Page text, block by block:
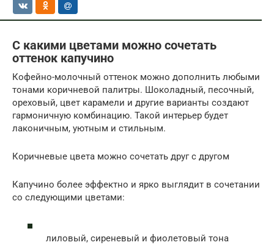
С какими цветами можно сочетать
оттенок капучино
Кофейно-молочный оттенок можно дополнить любыми
тонами коричневой палитры. Шоколадный, песочный,
ореховый, цвет карамели и другие варианты создают
гармоничную комбинацию. Такой интерьер будет
лаконичным, уютным и стильным.
Коричневые цвета можно сочетать друг с другом
Капучино более эффектно и ярко выглядит в сочетании
со следующими цветами:
лиловый, сиреневый и фиолетовый тона